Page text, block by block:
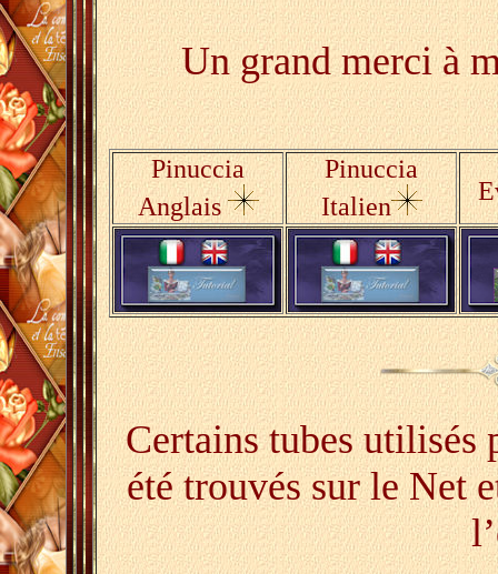
Un grand merci à
Pinuccia
Anglais
Pinuccia
Italien
Certains tubes utilisés
été trouvés sur le Net